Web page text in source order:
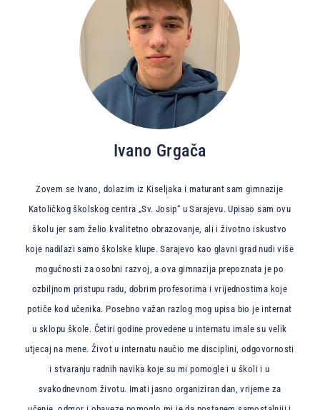
Ivano Grgača
Zovem se Ivano, dolazim iz Kiseljaka i maturant sam gimnazije
Katoličkog školskog centra „Sv. Josip“ u Sarajevu. Upisao sam ovu
školu jer sam želio kvalitetno obrazovanje, ali i životno iskustvo
koje nadilazi samo školske klupe. Sarajevo kao glavni grad nudi više
mogućnosti za osobni razvoj, a ova gimnazija prepoznata je po
ozbiljnom pristupu radu, dobrim profesorima i vrijednostima koje
potiče kod učenika. Posebno važan razlog mog upisa bio je internat
u sklopu škole. Četiri godine provedene u internatu imale su velik
utjecaj na mene. Život u internatu naučio me disciplini, odgovornosti
i stvaranju radnih navika koje su mi pomogle i u školi i u
svakodnevnom životu. Imati jasno organiziran dan, vrijeme za